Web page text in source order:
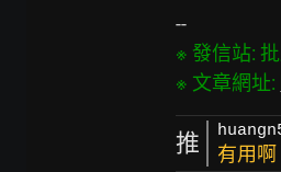
※ 發信站:
※ 文章網址:
推 有用